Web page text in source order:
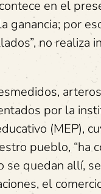
en el
ganancia; por
no realiza
arteros
por la
(MEP),
pueblo, “ha
se quedan allí,
el